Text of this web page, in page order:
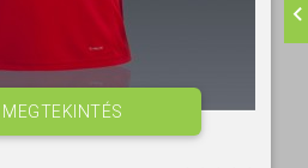
MEGTEKINTÉS